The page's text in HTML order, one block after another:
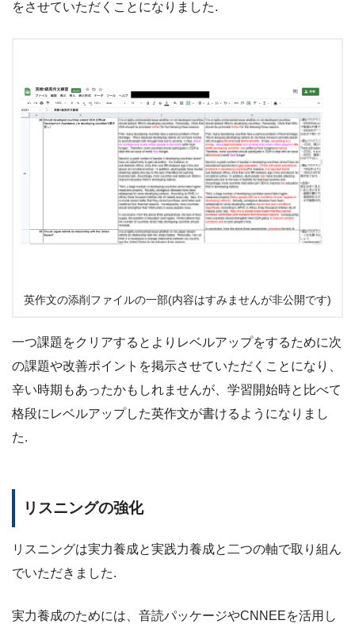
をさせていただくことになりました.
英作文の添削ファイルの一部(内容はすみませんが非公開です)
一つ課題をクリアするとよりレベルアップをするために次
の課題や改善ポイントを掲示させていただくことになり、
辛い時期もあったかもしれませんが、学習開始時と比べて
格段にレベルアップした英作文が書けるようになりまし
た.
リスニングの強化
リスニングは実力養成と実践力養成と二つの軸で取り組ん
でいただきました.
実力養成のためには、音読パッケージやCNNEEを活用し